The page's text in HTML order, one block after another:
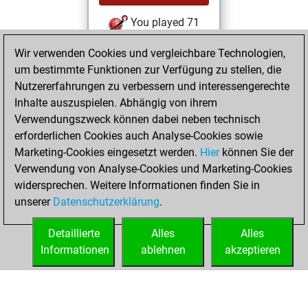
You played 71
You scored +13
=20 -38 in slow
games
Sonntag, April 19,
2026
You played 40
blitz games
Play
You scored +7
=2 -31 in blitz
Wir verwenden Cookies und vergleichbare Technologien,
um bestimmte Funktionen zur Verfügung zu stellen, die
Nutzererfahrungen zu verbessern und interessengerechte
Inhalte auszuspielen. Abhängig von ihrem
Verwendungszweck können dabei neben technisch
erforderlichen Cookies auch Analyse-Cookies sowie
Marketing-Cookies eingesetzt werden. Hierkönnen Sie der
Verwendung von Analyse-Cookies und Marketing-Cookies
widersprechen. Weitere Informationen finden Sie in
unserer Datenschutzerklärung.
Alles
akzeptieren
Alles
ablehnen
Detaillierte
Informationen